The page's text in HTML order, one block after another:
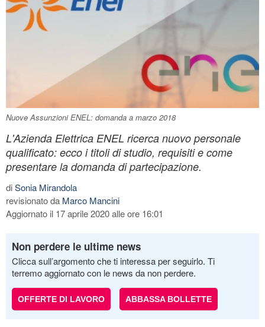
Nuove Assunzioni ENEL: domanda a marzo 2018
L'Azienda Elettrica ENEL ricerca nuovo personale
qualificato: ecco i titoli di studio, requisiti e come
presentare la domanda di partecipazione.
diSonia Mirandola
revisionato da Marco Mancini
Aggiornato il 17 aprile 2020 alle ore 16:01
Non perdere le ultime news
Clicca sull’argomento che ti interessa per seguirlo. Ti
terremo aggiornato con le news da non perdere.
OFFERTE DI LAVORO ABBASSA BOLLETTE